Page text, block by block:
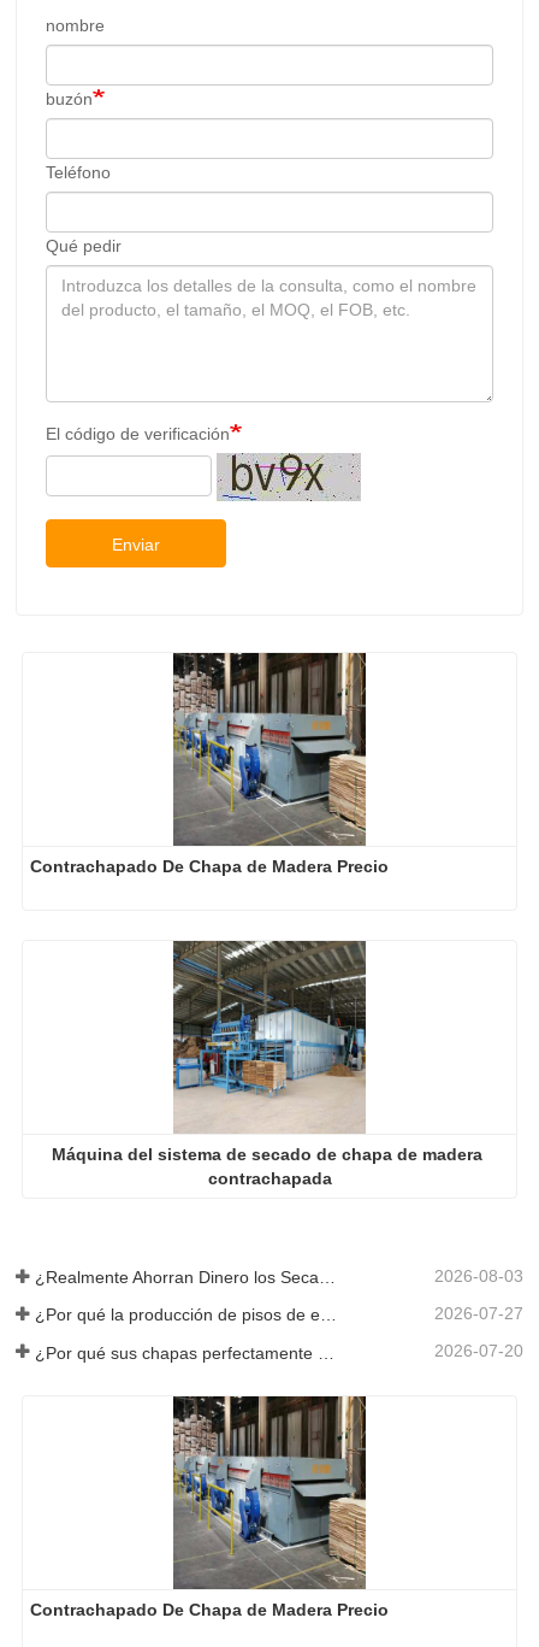
nombre
buzón
Teléfono
Qué pedir
El código de verificación
Enviar
Contrachapado De Chapa de Madera Precio
Máquina del sistema de secado de chapa de madera
contrachapada
2026-08-03
¿Por qué la producción de pisos de eucalipto necesita un secador de chapas? 2026-07-27
2026-07-20
Contrachapado De Chapa de Madera Precio